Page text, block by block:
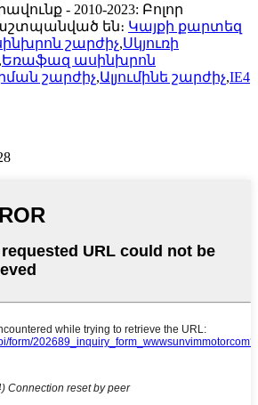
- 2010-2023: Բոլոր
են։ Կայքի քարտեզ
շարժիչ,Սկյուռի
,Եռաֆազ ասինխրոն
շարժիչ,Ալյումինե շարժիչ,IE4